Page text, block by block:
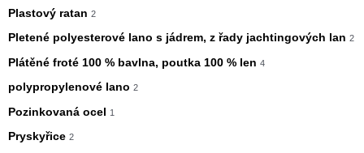
Plastový ratan 2
Pletené polyesterové lano s jádrem, z řady jachtingových lan 2
Plátěné froté 100 % bavlna, poutka 100 % len 4
polypropylenové lano 2
Pozinkovaná ocel 1
Pryskyřice 2